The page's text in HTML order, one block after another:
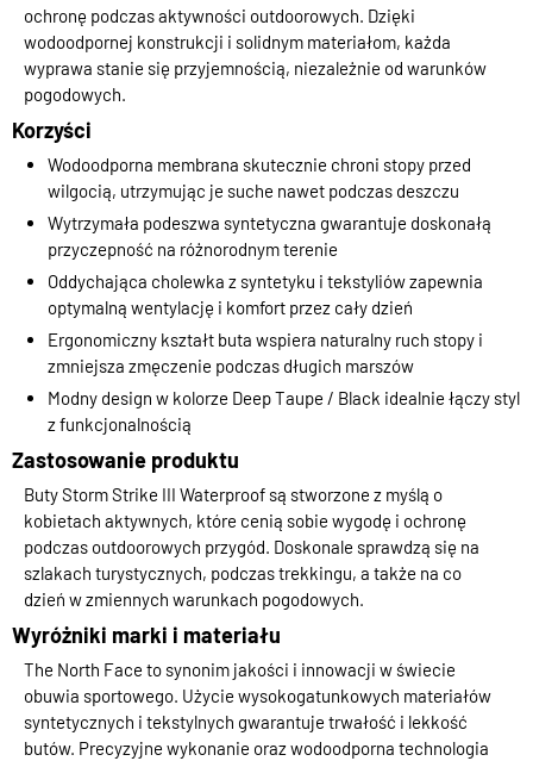
ochronę podczas aktywności outdoorowych. Dzięki
wodoodpornej konstrukcji i solidnym materiałom, każda
wyprawa stanie się przyjemnością, niezależnie od warunków
pogodowych.
Korzyści
Wodoodporna membrana skutecznie chroni stopy przed
wilgocią, utrzymując je suche nawet podczas deszczu
Wytrzymała podeszwa syntetyczna gwarantuje doskonałą
przyczepność na różnorodnym terenie
Oddychająca cholewka z syntetyku i tekstyliów zapewnia
optymalną wentylację i komfort przez cały dzień
Ergonomiczny kształt buta wspiera naturalny ruch stopy i
zmniejsza zmęczenie podczas długich marszów
Modny design w kolorze Deep Taupe / Black idealnie łączy styl
z funkcjonalnością
Zastosowanie produktu
Buty Storm Strike III Waterproof są stworzone z myślą o
kobietach aktywnych, które cenią sobie wygodę i ochronę
podczas outdoorowych przygód. Doskonale sprawdzą się na
szlakach turystycznych, podczas trekkingu, a także na co
dzień w zmiennych warunkach pogodowych.
Wyróżniki marki i materiału
The North Face to synonim jakości i innowacji w świecie
obuwia sportowego. Użycie wysokogatunkowych materiałów
syntetycznych i tekstylnych gwarantuje trwałość i lekkość
butów. Precyzyjne wykonanie oraz wodoodporna technologia